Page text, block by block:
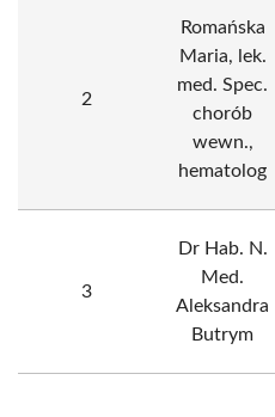
2
Romańska
Maria, lek.
med. Spec.
chorób
wewn.,
hematolog
3
Dr Hab. N.
Med.
Aleksandra
Butrym